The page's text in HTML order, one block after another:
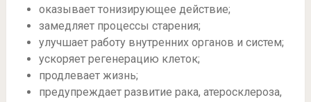
оказывает тонизирующее действие;
замедляет процессы старения;
улучшает работу внутренних органов и систем;
ускоряет регенерацию клеток;
продлевает жизнь;
предупреждает развитие рака, атеросклероза,